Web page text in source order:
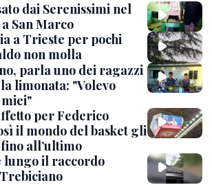
dai Serenissimi nel
San Marco
a Trieste per pochi
non molla
parla uno dei ragazzi
limonata: "Volevo
per Federico
il mondo del basket gli
all’ultimo
lungo il raccordo